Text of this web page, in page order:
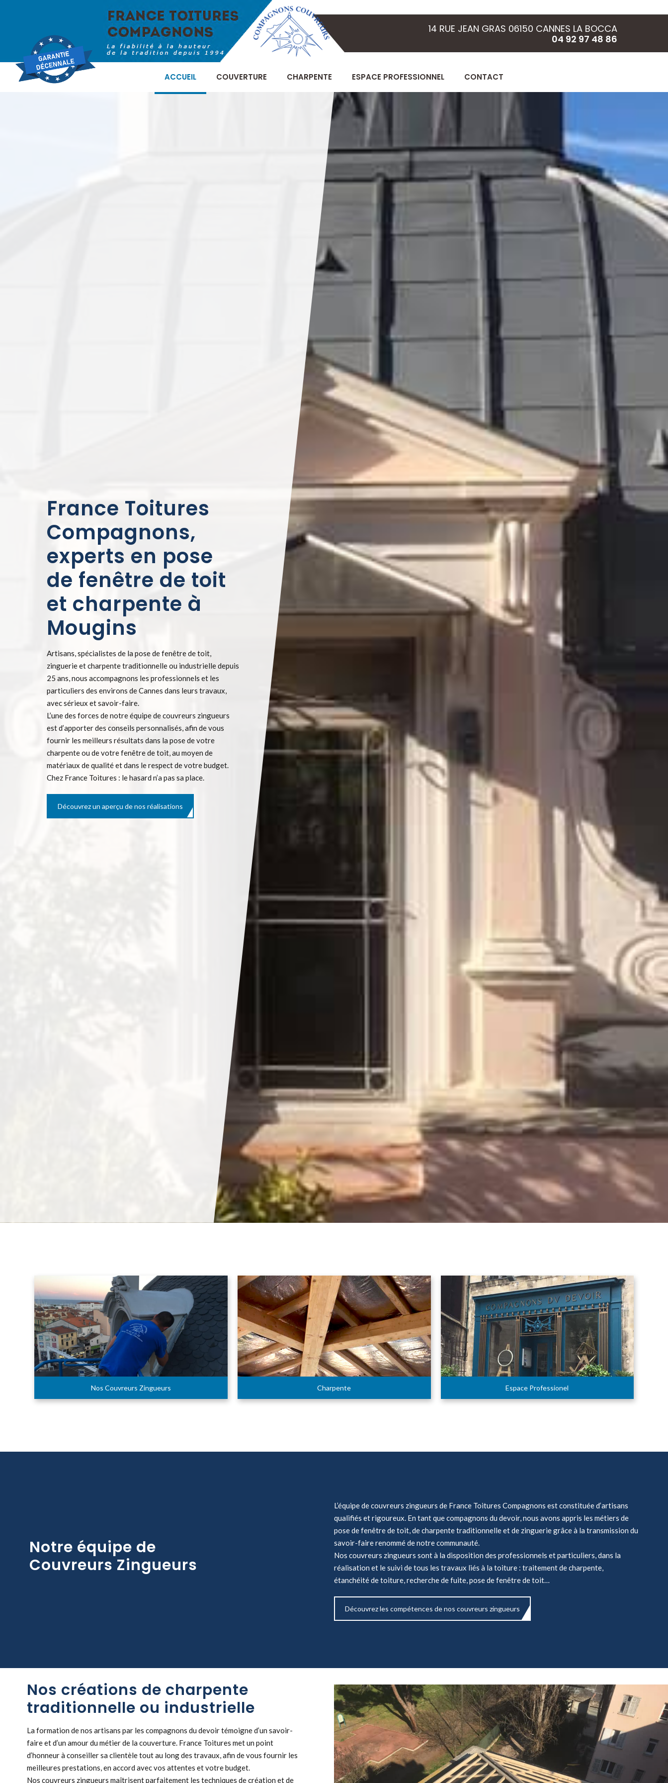
ACCUEIL COUVERTURE CHARPENTE ESPACE PROFESSIONNEL CONTACT
14 RUE JEAN GRAS 06150 CANNES LA BOCCA
04 92 97 48 86
France Toitures
Compagnons,
experts en pose
de fenêtre de toit
et charpente à
Mougins
Artisans, spécialistes de la pose de fenêtre de toit,
zinguerie et charpente traditionnelle ou industrielle depuis
25 ans, nous accompagnons les professionnels et les
particuliers des environs de Cannes dans leurs travaux,
avec sérieux et savoir-faire.
L’une des forces de notre équipe de couvreurs zingueurs
est d’apporter des conseils personnalisés, afin de vous
fournir les meilleurs résultats dans la pose de votre
charpente ou de votre fenêtre de toit, au moyen de
matériaux de qualité et dans le respect de votre budget.
Chez France Toitures : le hasard n’a pas sa place.
Découvrez un aperçu de nos réalisations
Nos Couvreurs Zingueurs Charpente Espace Professionel
Notre équipe de
Couvreurs Zingueurs
L’équipe de couvreurs zingueurs de France Toitures Compagnons est constituée d’artisans
qualifiés et rigoureux. En tant que compagnons du devoir, nous avons appris les métiers de
pose de fenêtre de toit, de charpente traditionnelle et de zinguerie grâce à la transmission du
savoir-faire renommé de notre communauté.
Nos couvreurs zingueurs sont à la disposition des professionnels et particuliers, dans la
réalisation et le suivi de tous les travaux liés à la toiture : traitement de charpente,
étanchéité de toiture, recherche de fuite, pose de fenêtre de toit…
Découvrez les compétences de nos couvreurs zingueurs
Nos créations de charpente
traditionnelle ou industrielle
La formation de nos artisans par les compagnons du devoir témoigne d’un savoir-
faire et d’un amour du métier de la couverture. France Toitures met un point
d’honneur à conseiller sa clientèle tout au long des travaux, afin de vous fournir les
meilleures prestations, en accord avec vos attentes et votre budget.
Nos couvreurs zingueurs maîtrisent parfaitement les techniques de création et de